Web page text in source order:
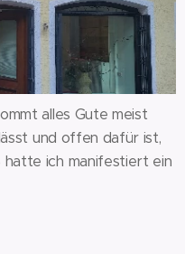
alles Gute meist
und offen dafür ist,
ich manifestiert ein